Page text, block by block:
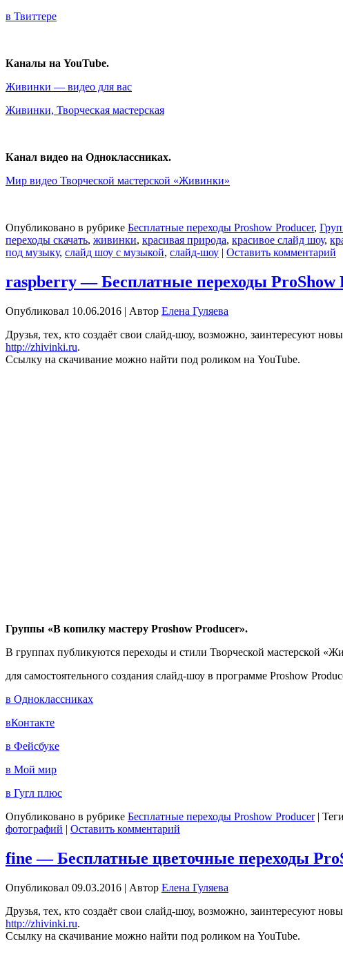
в Твиттере
Каналы на YouTube.
Живинки — видео для вас
Живинки, Творческая мастерская
Канал видео на Одноклассниках.
Мир видео Творческой мастерской «Живинки»
Опубликовано в рубрике Бесплатные переходы Proshow Producer,
переходы скачать, живинки, красивая природа, красивое слайд шоу,
под музыку, слайд шоу с музыкой, слайд-шоу | Оставить комментарий
raspberry — Бесплатные переходы ProShow
Опубликовал 10.06.2016 | Автор Елена Гуляева
Друзья, тех, кто создаёт свои слайд-шоу, возможно, заинтересуют
http://zhivinki.ru.
Ссылку на скачивание можно найти под роликом на YouTube.
Группы «В копилку мастеру Proshow Producer».
В группах публикуются переходы и стили Творческой мастерской
для самостоятельного создания слайд-шоу в программе Proshow
в Одноклассниках
вКонтакте
в Фейсбуке
в Мой мир
в Гугл плюс
Опубликовано в рубрике Бесплатные переходы Proshow Producer| Теги
фотографий | Оставить комментарий
fine — Бесплатные цветочные переходы
Опубликовал 09.03.2016 | Автор Елена Гуляева
Друзья, тех, кто создаёт свои слайд-шоу, возможно, заинтересуют
http://zhivinki.ru.
Ссылку на скачивание можно найти под роликом на YouTube.